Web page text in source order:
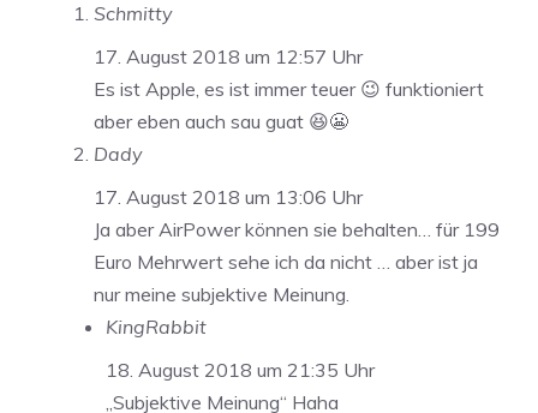
Schmitty
17. August 2018 um 12:57 Uhr
Es ist Apple, es ist immer teuer 😉 funktioniert
aber eben auch sau guat 😆😬
Dady
17. August 2018 um 13:06 Uhr
Ja aber AirPower können sie behalten… für 199
Euro Mehrwert sehe ich da nicht … aber ist ja
nur meine subjektive Meinung.
KingRabbit
18. August 2018 um 21:35 Uhr
„Subjektive Meinung“ Haha